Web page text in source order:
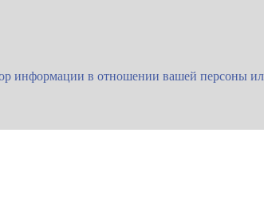
информации в отношении вашей персоны